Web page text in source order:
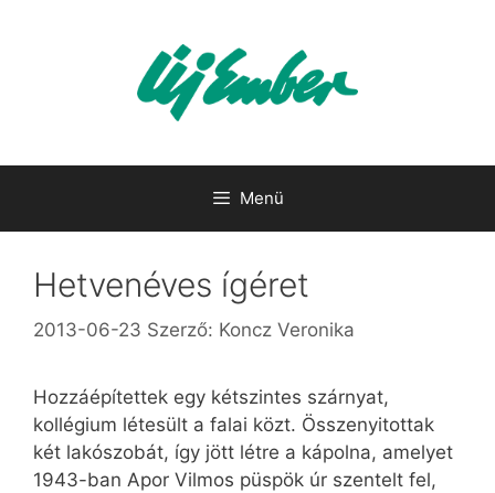
Menü
Hetvenéves ígéret
2013-06-23 Szerző: Koncz Veronika
Hozzáépítettek egy kétszintes szárnyat,
kollégium létesült a falai közt. Összenyitottak
két lakószobát, így jött létre a kápolna, amelyet
1943-ban Apor Vilmos püspök úr szentelt fel,